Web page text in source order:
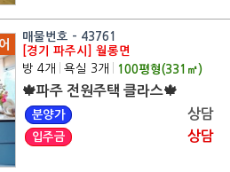
매물번호 - 43761
[경기 파주시] 월롱면
방 4개
욕실 3개 100평형(331 ㎡)
🍁파주 전원주택 클라스🍁
분양가 상담
입주금 상담